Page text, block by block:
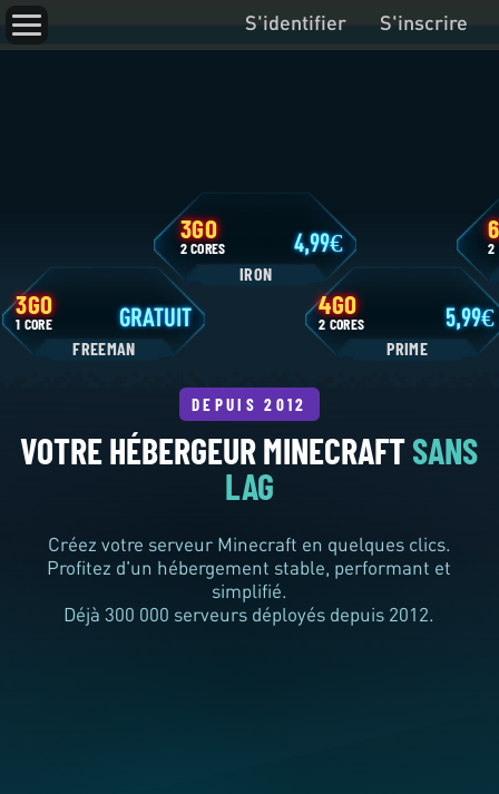
S'identifier S'inscrire
GRATUIT
FREEMAN
3GO
IRON
DEPUIS 2012
VOTRE HÉBERGEUR MINECRAFTSANS
LAG
Créez votre serveur Minecraft en quelques clics.
Profitez d'un hébergement stable, performant et
simplifié.
Déjà300 000 serveurs déployés depuis 2012.